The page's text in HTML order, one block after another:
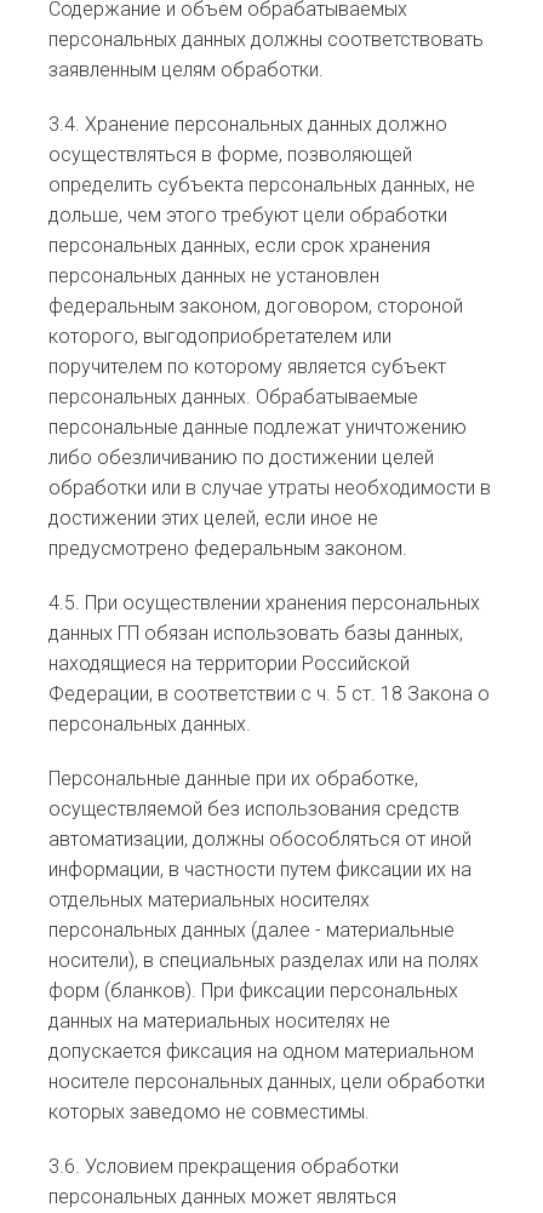
Содержание и объем обрабатываемых
персональных данных должны соответствовать
заявленным целям обработки.
3.4. Хранение персональных данных должно
осуществляться в форме, позволяющей
определить субъекта персональных данных, не
дольше, чем этого требуют цели обработки
персональных данных, если срок хранения
персональных данных не установлен
федеральным законом, договором, стороной
которого, выгодоприобретателем или
поручителем по которому является субъект
персональных данных. Обрабатываемые
персональные данные подлежат уничтожению
либо обезличиванию по достижении целей
обработки или в случае утраты необходимости в
достижении этих целей, если иное не
предусмотрено федеральным законом.
4.5. При осуществлении хранения персональных
данных ГП обязан использовать базы данных,
находящиеся на территории Российской
Федерации, в соответствии с ч. 5 ст. 18 Закона о
персональных данных.
Персональные данные при их обработке,
осуществляемой без использования средств
автоматизации, должны обособляться от иной
информации, в частности путем фиксации их на
отдельных материальных носителях
персональных данных (далее - материальные
носители), в специальных разделах или на полях
форм (бланков). При фиксации персональных
данных на материальных носителях не
допускается фиксация на одном материальном
носителе персональных данных, цели обработки
которых заведомо не совместимы.
3.6. Условием прекращения обработки
персональных данных может являться